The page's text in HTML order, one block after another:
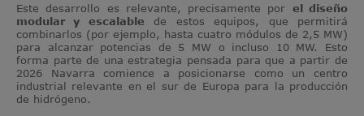
Este desarrollo es relevante, precisamente por el diseño
modular y escalable de estos equipos, que permitirá
combinarlos (por ejemplo, hasta cuatro módulos de 2,5 MW)
para alcanzar potencias de 5 MW o incluso 10 MW. Esto
forma parte de una estrategia pensada para que a partir de
2026 Navarra comience a posicionarse como un centro
industrial relevante en el sur de Europa para la producción
de hidrógeno.